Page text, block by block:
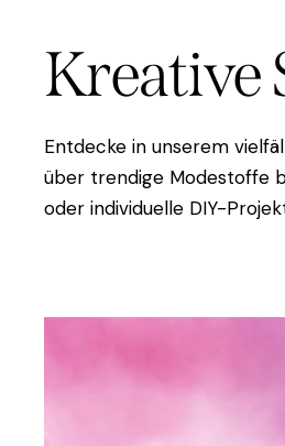
Kreative
Entdecke in unserem
über trendige Modestoffe
oder individuelle DIY-